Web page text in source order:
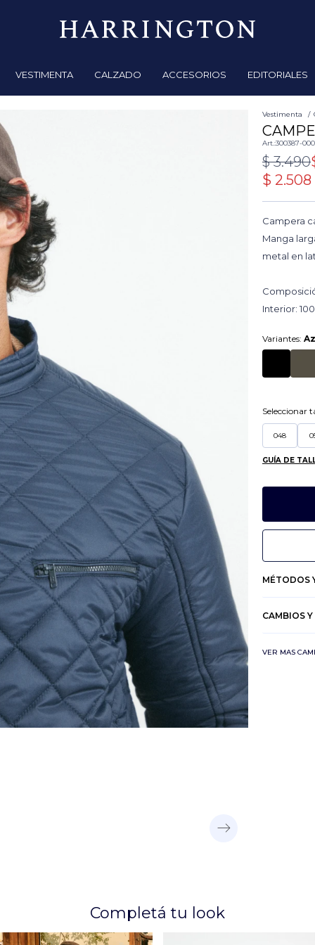
VESTIMENTA CALZADO ACCESORIOS EDITORIALES
Vestimenta
300387-
$ 3.490
$ 2.508
Campera
Manga
metal en
Interior:
Variantes:
Seleccionar
048
GUÍA DE
MÉTODOS
CAMBIOS
VER MAS
Completá tu look